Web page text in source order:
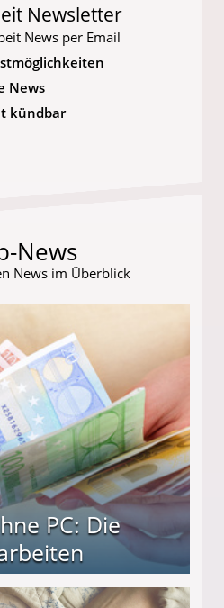
Newsletter
News per Email
News
kündbar
News
News im Überblick
PC: Die